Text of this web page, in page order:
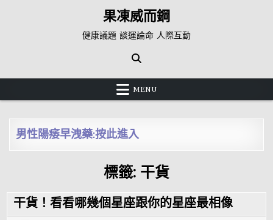
果凍威而鋼
健康議題 談運論命 人際互動
MENU
男性陽痿早洩藥:按此進入
標籤: 干貨
干貨！看看哪幾個星座跟你的星座最相像